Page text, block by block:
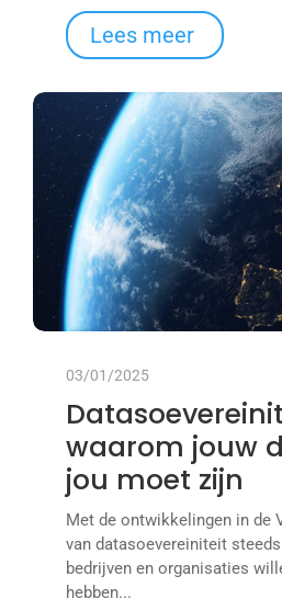
Lees meer
03/01/2025
waarom jouw
jou moet zijn
Met de ontwikkelingen in de
van datasoevereiniteit
bedrijven en organisaties
hebben...